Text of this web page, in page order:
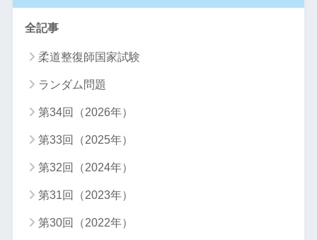
全記事
柔道整復師国家試験
ランダム問題
第34回（2026年）
第33回（2025年）
第32回（2024年）
第31回（2023年）
第30回（2022年）